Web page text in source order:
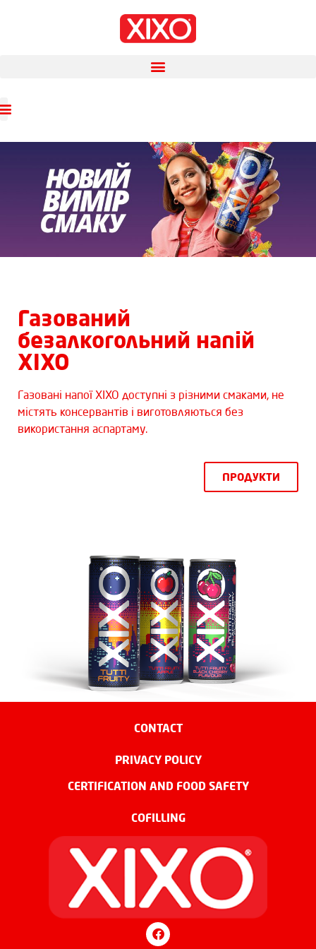
Газований
безалкогольний напій
XIXO
Газовані напої XIXO доступні з різними смаками, не
містять консервантів і виготовляються без
використання аспартаму.
ПРОДУКТИ
CONTACT
PRIVACY POLICY
CERTIFICATION AND FOOD SAFETY
COFILLING